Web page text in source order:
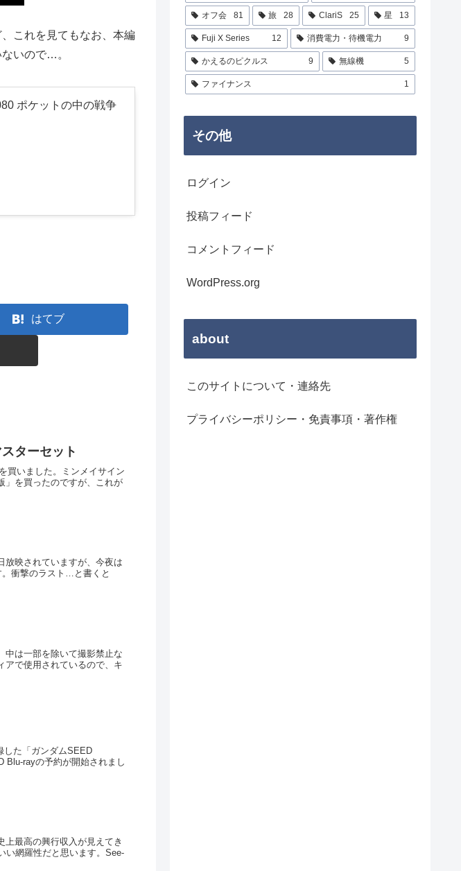
これを見てもなお、本編
いので…。
ポケットの中の戦争
はてブ
ターセット
買いました。ミンメイサイン
」を買ったのですが、これが
放映されていますが、今夜は
衝撃のラスト…と書くと
中は一部を除いて撮影禁止な
アで使用されているので、キ
した「ガンダムSEED
Blu-rayの予約が開始されまし
最高の興行収入が見えてき
い網羅性だと思います。See-
オフ会 81 旅 28 ClariS 25 星 13
Fuji X Series 12 消費電力・待機電力 9
かえるのピクルス 9 無線機 5
ファイナンス 1
その他
ログイン
投稿フィード
コメントフィード
WordPress.org
about
このサイトについて・連絡先
プライバシーポリシー・免責事項・著作権